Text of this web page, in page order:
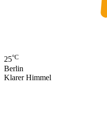
25°C
Berlin
Klarer Himmel